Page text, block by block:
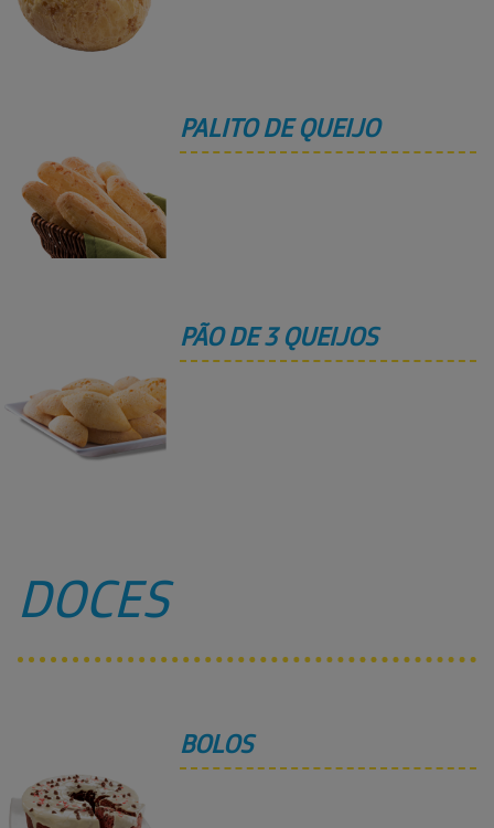
PALITO DE QUEIJO
PÃO DE 3 QUEIJOS
DOCES
BOLOS